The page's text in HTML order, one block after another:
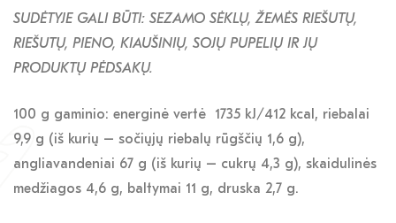
SUDĖTYJE GALI BŪTI: SEZAMO SĖKLŲ, ŽEMĖS RIEŠUTŲ,
RIEŠUTŲ, PIENO, KIAUŠINIŲ, SOJŲ PUPELIŲ IR JŲ
PRODUKTŲ PĖDSAKŲ.
100 g gaminio: energinė vertė 1735 kJ/412 kcal, riebalai
9,9 g (iš kurių – sočiųjų riebalų rūgščių 1,6 g),
angliavandeniai 67 g (iš kurių – cukrų 4,3 g), skaidulinės
medžiagos 4,6 g, baltymai 11 g, druska 2,7 g.